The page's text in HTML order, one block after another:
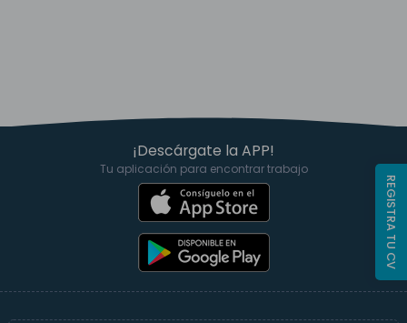
¡Descárgate la APP!
Tu aplicación para encontrar trabajo
REGISTRA TU CV